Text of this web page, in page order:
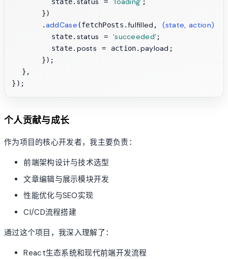
        state.
=
;
      })
      .
addCase (fetchPosts.fulfilled , (state, action) =>
        state.
status = 'succeeded' ;
        state.
posts = action. payload ;
      });
  },
个人贡献与成长
作为项目的核心开发者，我主要负责：
前端架构设计与技术选型
文章编辑与展示模块开发
性能优化与SEO实现
CI/CD流程搭建
通过这个项目，我深入理解了：
React生态系统和现代前端开发流程